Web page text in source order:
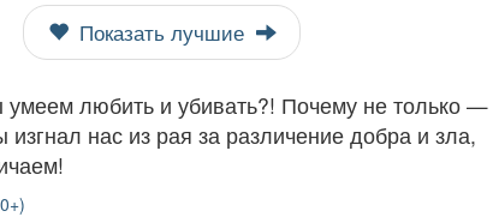
Показать лучшие
умеем любить и убивать?! Почему не только —
нас из рая за различение добра и зла,